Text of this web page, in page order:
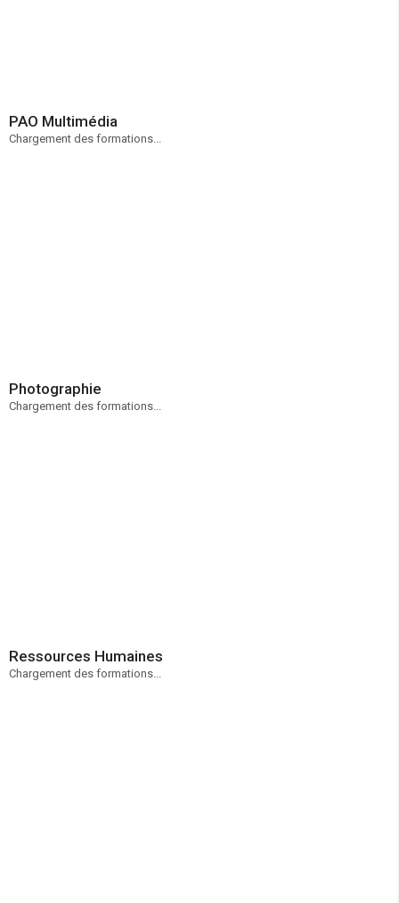
PAO Multimédia
Chargement des formations...
Photographie
Chargement des formations...
Ressources Humaines
Chargement des formations...